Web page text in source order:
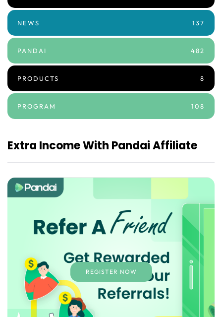
NEWS 137
PANDAI 482
PRODUCTS 8
PROGRAM 108
Extra Income With Pandai Affiliate
REGISTER NOW